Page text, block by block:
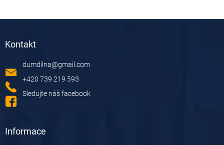
Kontakt
dumdilna@gmail.com
+420 739 219 593
Sledujte náš facebook
Informace